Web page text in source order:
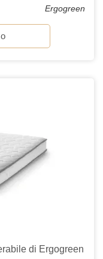
Ergogreen
di Ergogreen